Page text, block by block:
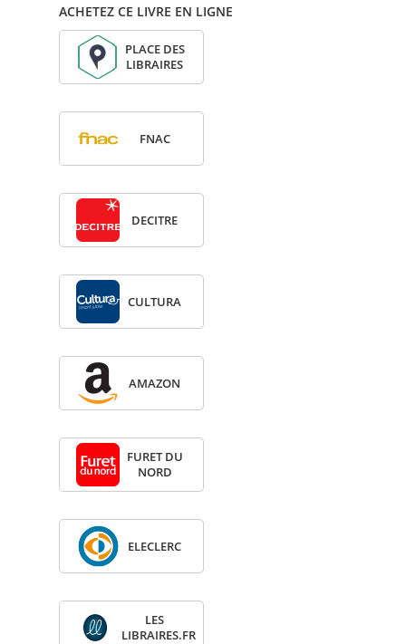
ACHETEZ CE LIVRE EN LIGNE
PLACE DES
LIBRAIRES
FNAC
DECITRE
CULTURA
AMA­ZON
FURET DU
NORD
ELE­CLERC
LES
LIBRAIRES.FR